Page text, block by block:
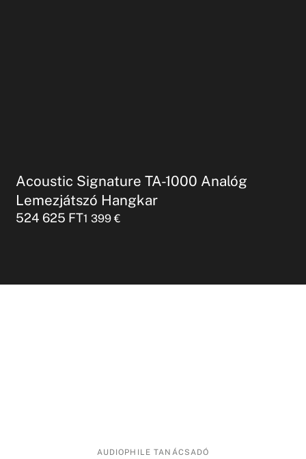
Acoustic Signature TA-1000 Analóg
Lemezjátszó Hangkar
524 625 FT1 399€
AUDIOPHILE TANÁCSADÓ